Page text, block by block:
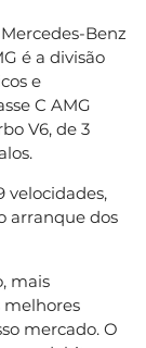
Benz
é a divisão
e
C AMG
V6, de 3
velocidades,
arranque dos
mais
melhores
mercado. O